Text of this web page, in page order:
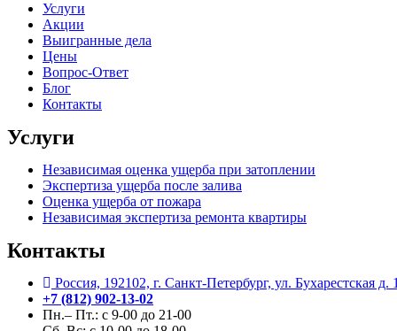
Услуги
Акции
Выигранные дела
Цены
Вопрос-Ответ
Блог
Контакты
Услуги
Независимая оценка ущерба при затоплении
Экспертиза ущерба после залива
Оценка ущерба от пожара
Независимая экспертиза ремонта квартиры
Контакты
Россия, 192102, г. Санкт-Петербург, ул. Бухарестская д.
+7 (812) 902-13-02
Пн.– Пт.: с 9-00 до 21-00